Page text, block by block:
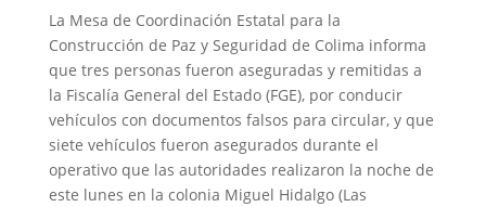
La Mesa de Coordinación Estatal para la
Construcción de Paz y Seguridad de Colima informa
que tres personas fueron aseguradas y remitidas a
la Fiscalía General del Estado (FGE), por conducir
vehículos con documentos falsos para circular, y que
siete vehículos fueron asegurados durante el
operativo que las autoridades realizaron la noche de
este lunes en la colonia Miguel Hidalgo (Las